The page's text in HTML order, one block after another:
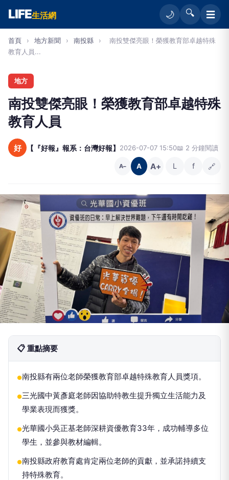
LIFE生活網 🌙 🔍 ☰
首頁 › 地方新聞 › 南投縣 ›
南投雙傑亮眼！榮獲教育部卓越特殊
教育人員...
地方
南投雙傑亮眼！榮獲教育部卓越特殊
教育人員
好 【『好報』報系：台灣好報】 2026-07-07 15:50📖 2 分鐘閱讀
A− A A+ L f 🔗
📋 重點摘要
●南投縣有兩位老師榮獲教育部卓越特殊教育人員獎項。
●三光國中黃彥庭老師因協助特教生提升獨立生活能力及
學業表現而獲獎。
●光華國小吳正基老師深耕資優教育33年，成功輔導多位
學生，並參與教材編輯。
●南投縣政府教育處肯定兩位老師的貢獻，並承諾持續支
持特殊教育。